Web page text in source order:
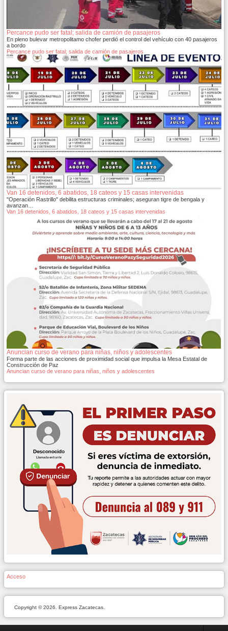
Percance pudo ser fatal; salida de camión de pasajeros
En pleno bulevar metropolitamo chofer perdió el control del vehículo con 40 pasajeros
a bordo
Percance pudo ser fatal; salida de camión de pasajeros
Van 16 detenidos, 6 abatidos, 18 cateos y 15 casas intervenidas
"Operación Rastrillo" debilita estructuras criminales; aseguran tigre de bengala y
avanzan…
Van 16 detenidos, 6 abatidos, 18 cateos y 15 casas intervenidas
Anuncian curso de verano para niñas, niños y adolescentes
Forma parte de las acciones de proximidad social que impulsa la Mesa Estatal de
Construcción de Paz
Anuncian curso de verano para niñas, niños y adolescentes
Acceso
Copyright © 2026. Express Zacatecas.